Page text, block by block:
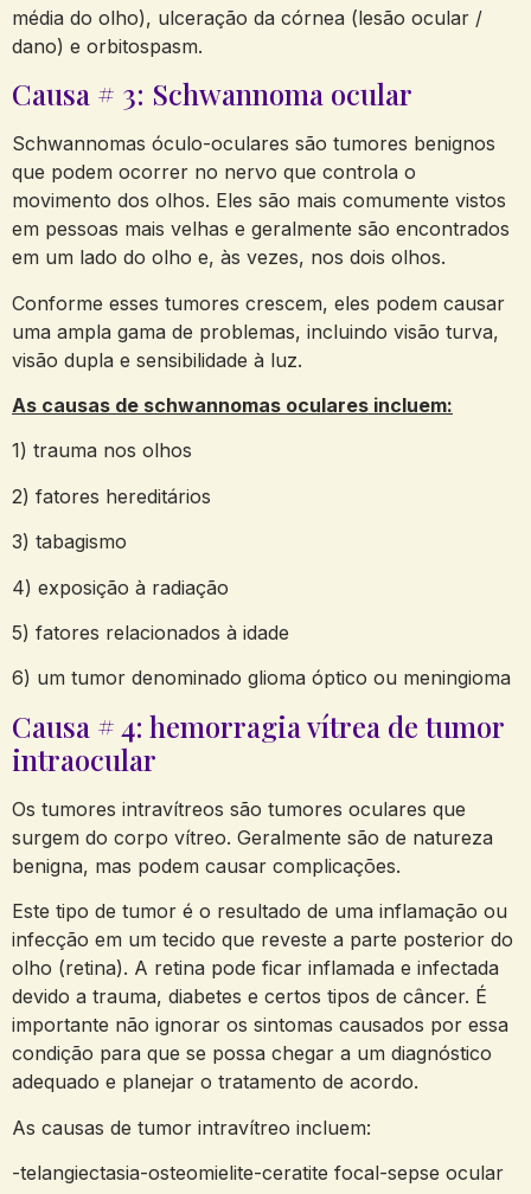
média do olho), ulceração da córnea (lesão ocular /
dano) e orbitospasm.
Causa # 3: Schwannoma ocular
Schwannomas óculo-oculares são tumores benignos
que podem ocorrer no nervo que controla o
movimento dos olhos. Eles são mais comumente vistos
em pessoas mais velhas e geralmente são encontrados
em um lado do olho e, às vezes, nos dois olhos.
Conforme esses tumores crescem, eles podem causar
uma ampla gama de problemas, incluindo visão turva,
visão dupla e sensibilidade à luz.
As causas de schwannomas oculares incluem:
1) trauma nos olhos
2) fatores hereditários
3) tabagismo
4) exposição à radiação
5) fatores relacionados à idade
6) um tumor denominado glioma óptico ou meningioma
Causa # 4: hemorragia vítrea de tumor
intraocular
Os tumores intravítreos são tumores oculares que
surgem do corpo vítreo. Geralmente são de natureza
benigna, mas podem causar complicações.
Este tipo de tumor é o resultado de uma inflamação ou
infecção em um tecido que reveste a parte posterior do
olho (retina). A retina pode ficar inflamada e infectada
devido a trauma, diabetes e certos tipos de câncer. É
importante não ignorar os sintomas causados por essa
condição para que se possa chegar a um diagnóstico
adequado e planejar o tratamento de acordo.
As causas de tumor intravítreo incluem:
-telangiectasia-osteomielite-ceratite focal-sepse ocular